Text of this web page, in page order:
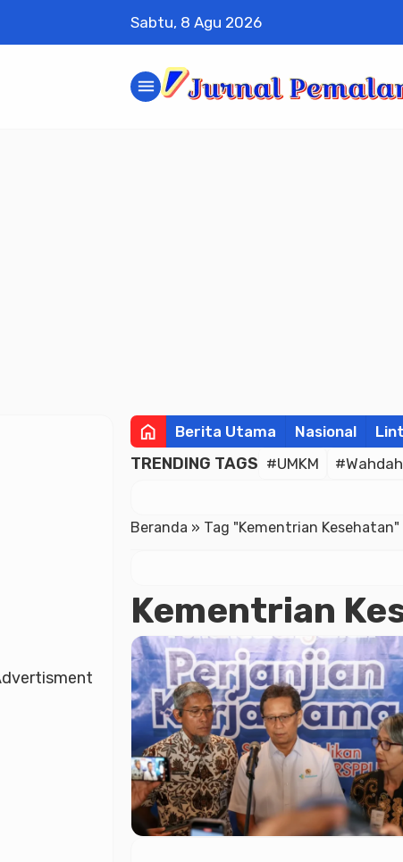
Sabtu, 8 Agu 2026
menu
home Berita Utama Nasional
TRENDING TAGS #UMKM
Beranda » Tag "Kementrian Kesehatan"
Kementrian